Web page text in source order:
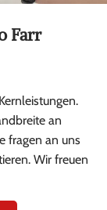
Farr
an
fragen an uns
Wir freuen